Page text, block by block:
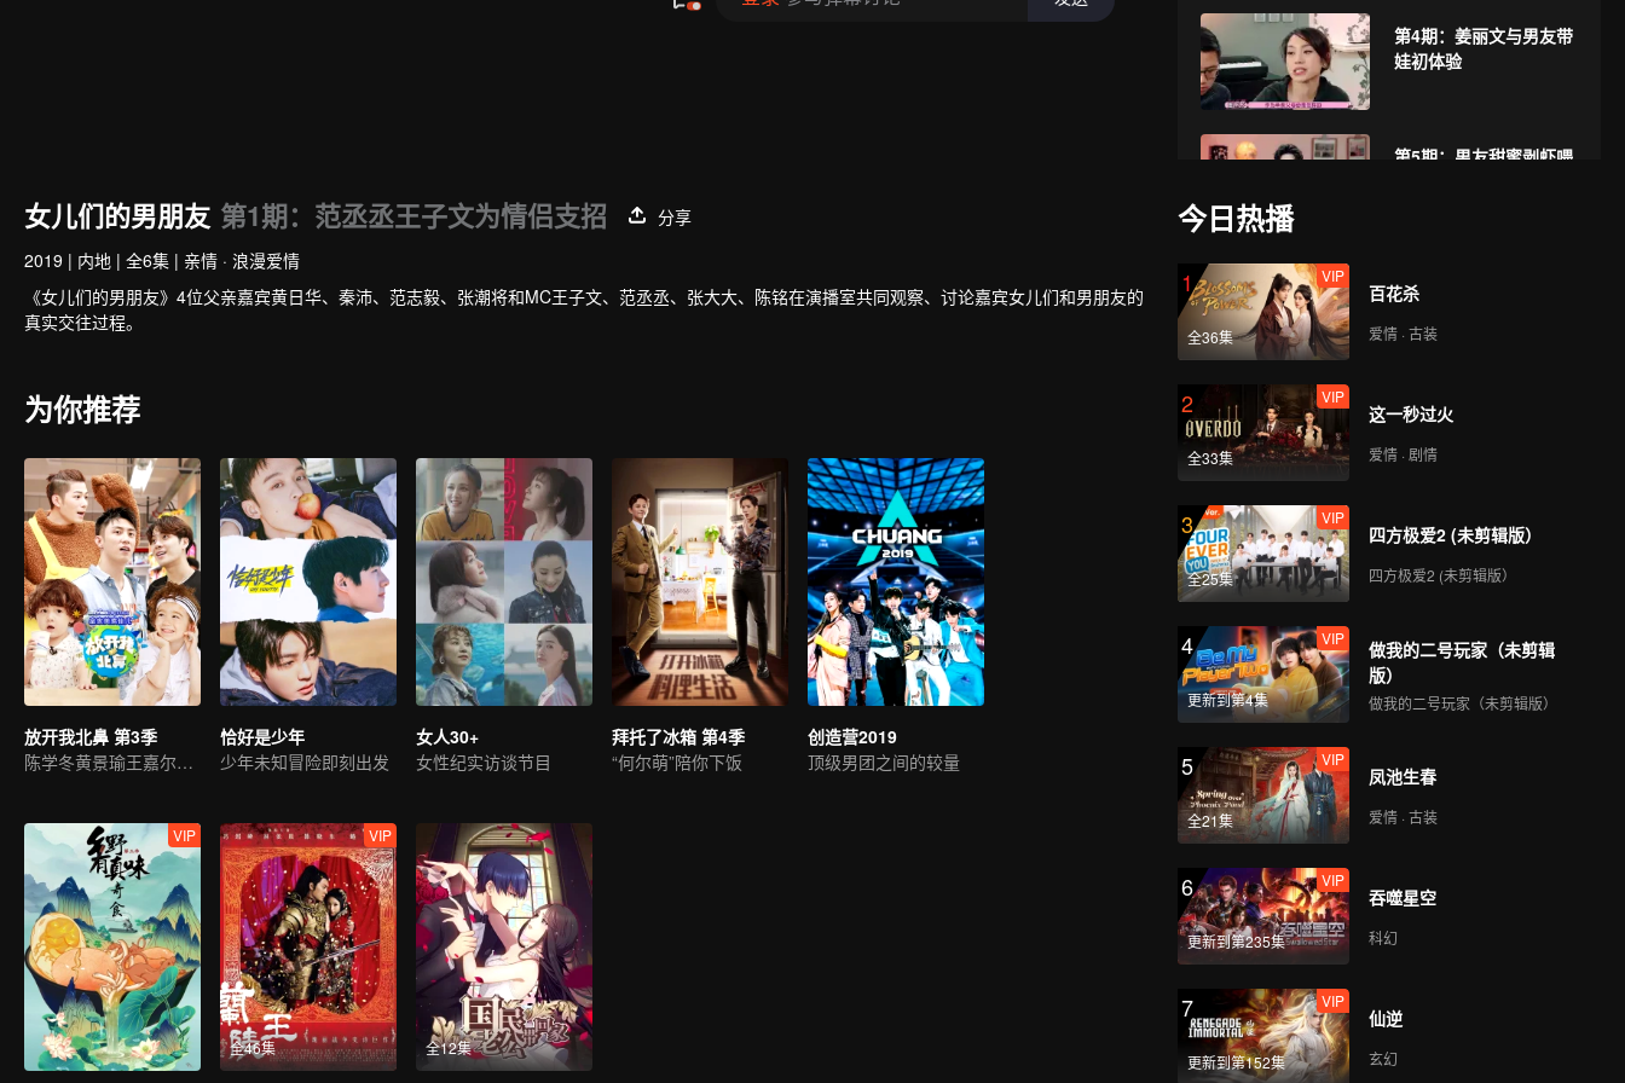
第4期：姜丽文与男友带
娃初体验
第5期：男友甜蜜剥虾喂
访男友家老爸却不爽？
陈一天见黄日华超紧张
女儿们的男朋友 第1期：范丞丞王子文为情侣支招
分享
2019 | 内地 | 全6集 | 亲情 · 浪漫爱情
《女儿们的男朋友》4位父亲嘉宾黄日华、秦沛、范志毅、张潮将和MC王子文、范丞丞、张大大、陈铭在演播室共同观察、讨论嘉宾女儿们和男朋友的
真实交往过程。
为你推荐
放开我北鼻 第3季
陈学冬黄景瑜王嘉尔暖萌带娃
恰好是少年
少年未知冒险即刻出发
女人30+
女性纪实访谈节目
拜托了冰箱 第4季
“何尔萌”陪你下饭
创造营2019
顶级男团之间的较量
VIP
全46集
VIP
全12集
今日热播
1
全36集
VIP
百花杀
爱情 · 古装
2
全33集
VIP
这一秒过火
爱情 · 剧情
3
全25集
VIP
四方极爱2 (未剪辑版）
四方极爱2 (未剪辑版）
4
更新到第4集
VIP
做我的二号玩家（未剪辑
版）
做我的二号玩家（未剪辑版）
5
全21集
VIP
凤池生春
爱情 · 古装
6
更新到第235集
VIP
吞噬星空
科幻
7
更新到第152集
VIP
仙逆
玄幻